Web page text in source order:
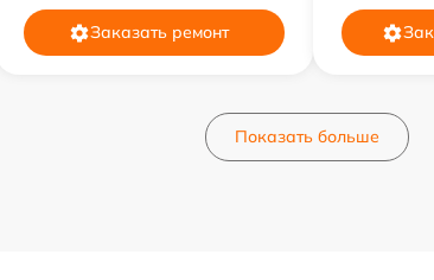
Заказать ремонт
Показать больше